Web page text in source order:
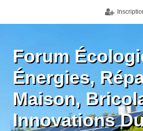
Forum
Énergies,
Maison,
Innovations